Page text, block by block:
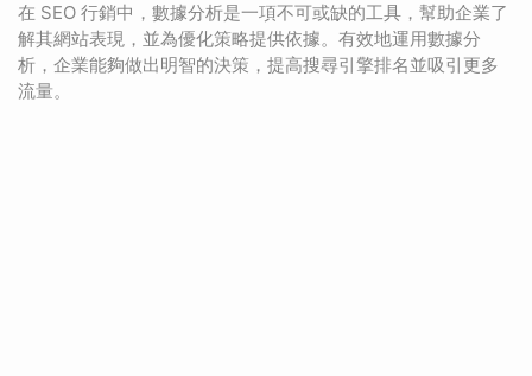
在 SEO 行銷中，數據分析是一項不可或缺的工具，幫助企業了
解其網站表現，並為優化策略提供依據。有效地運用數據分
析，企業能夠做出明智的決策，提高搜尋引擎排名並吸引更多
流量。